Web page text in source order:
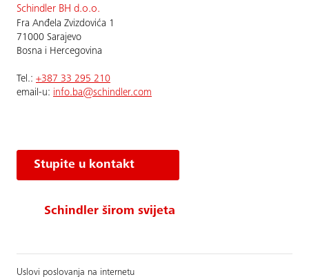
Schindler BH d.o.o.
Fra Anđela Zvizdovića 1
71000 Sarajevo
Bosna i Hercegovina
Теl.: +387 33 295 210
email-u: info.ba@schindler.com
Stupite u kontakt
Schindler širom svijeta
Uslovi poslovanja na internetu